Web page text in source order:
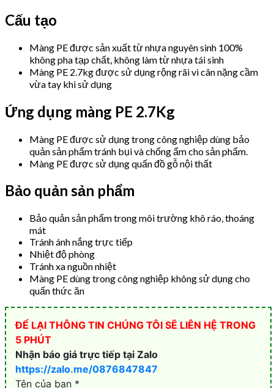
Cấu tạo
Màng PE được sản xuất từ nhựa nguyên sinh 100%
không pha tạp chất, không làm từ nhựa tái sinh
Màng PE 2.7kg được sử dụng rộng rãi vì cân nặng cầm
vừa tay khi sử dụng
Ứng dụng màng PE 2.7Kg
Màng PE được sử dụng trong công nghiệp dùng bảo
quản sản phẩm tránh bụi và chống ẩm cho sản phẩm.
Màng PE được sử dụng quấn đồ gỗ nội thất
Bảo quản sản phẩm
Bảo quản sản phẩm trong môi trường khô ráo, thoáng
mát
Tránh ánh nắng trực tiếp
Nhiệt độ phòng
Tránh xa nguồn nhiệt
Màng PE dùng trong công nghiệp không sử dụng cho
quấn thức ăn